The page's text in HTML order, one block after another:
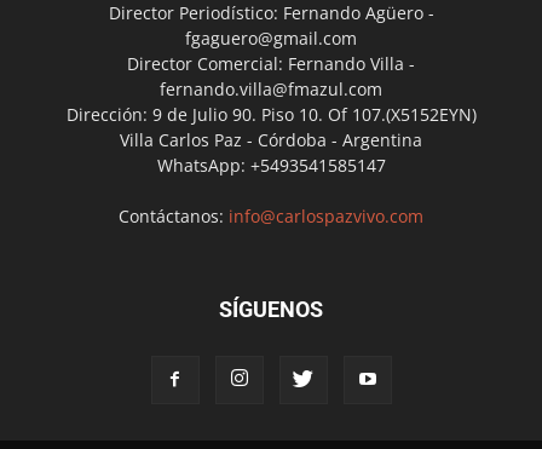
Director Periodístico: Fernando Agüero -
fgaguero@gmail.com
Director Comercial: Fernando Villa -
fernando.villa@fmazul.com
Dirección: 9 de Julio 90. Piso 10. Of 107.(X5152EYN)
Villa Carlos Paz - Córdoba - Argentina
WhatsApp: +5493541585147
Contáctanos: info@carlospazvivo.com
SÍGUENOS